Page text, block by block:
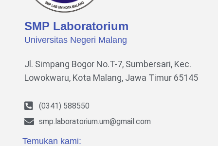
SMP Laboratorium
Universitas Negeri Malang
Jl. Simpang Bogor No.T-7, Sumbersari, Kec.
Lowokwaru, Kota Malang, Jawa Timur 65145
(0341) 588550
smp.laboratorium.um@gmail.com
Temukan kami: